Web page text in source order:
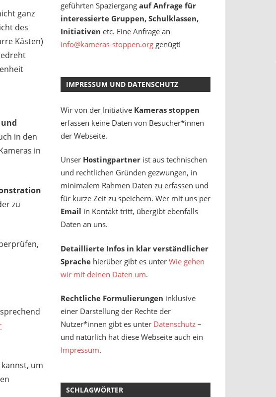
ganz
des
Kästen)
in den
in
zu
um
geführten Spaziergang auf Anfrage für
interessierte Gruppen, Schulklassen,
Initiativen etc. Eine Anfrage an
info@kameras-stoppen.orggenügt!
IMPRESSUM UND DATENSCHUTZ
Wir von der Initiative Kameras stoppen
erfassen keine Daten von Besucher*innen
der Webseite.
Unser Hostingpartnerist aus technischen
und rechtlichen Gründen gezwungen, in
minimalem Rahmen Daten zu erfassen und
für kurze Zeit zu speichern. Wer mit uns per
Email in Kontakt tritt, übergibt ebenfalls
Daten an uns.
Detaillierte Infos in klar verständlicher
Sprachehierüber gibt es unter Wie gehen
wir mit deinen Daten um.
Rechtliche Formulierungen inklusive
einer Darstellung der Rechte der
Nutzer*innen gibt es unter Datenschutz–
und natürlich hat diese Webseite auch ein
Impressum.
SCHLAGWÖRTER